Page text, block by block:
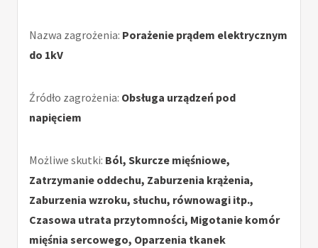
Nazwa zagrożenia: Porażenie prądem elektrycznym
do 1kV
Źródło zagrożenia: Obsługa urządzeń pod
napięciem
Możliwe skutki: Ból, Skurcze mięśniowe,
Zatrzymanie oddechu, Zaburzenia krążenia,
Zaburzenia wzroku, słuchu, równowagi itp.,
Czasowa utrata przytomności, Migotanie komór
mięśnia sercowego, Oparzenia tkanek